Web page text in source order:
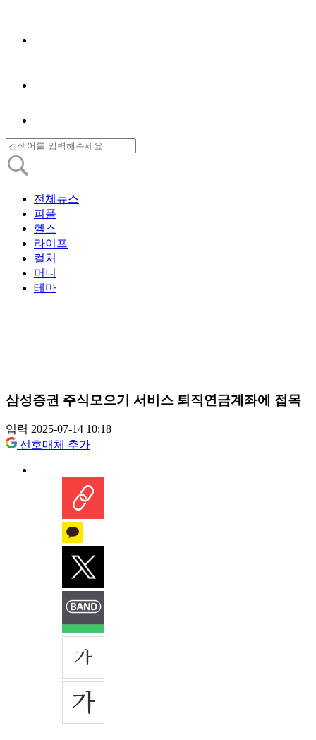
전체뉴스
피플
헬스
라이프
컬처
머니
테마
삼성증권 주식모으기 서비스 퇴직연금계좌에 접목
입력 2025-07-14 10:18
선호매체 추가